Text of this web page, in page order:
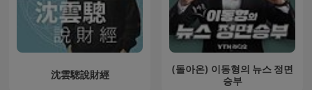
沈雲驄說財經
(돌아온) 이동형의 뉴스 정면
승부